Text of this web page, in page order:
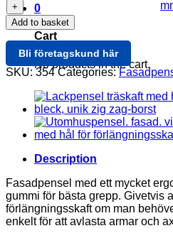
0
Cart
No products in the cart.
mm
quantity
Fasad
100
mm
quantity
Add to basket
Bli företagskund här
SKU:354 Categories:
Description
Fasadpensel med ett mycket
gummi för bästa grepp. Givetvis
förlängningsskaft om man
enkelt för att avlasta armar och